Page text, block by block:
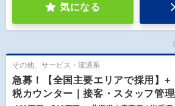
気になる
その他、サービス・流通系
急募！【全国主要エリアで採用】+
税カウンター｜接客・スタッフ管理